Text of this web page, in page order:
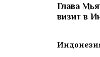
Глава
визит в